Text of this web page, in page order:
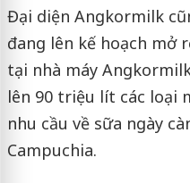
Đại diện Angkormilk
đang lên kế hoạch mở
tại nhà máy
lên 90 triệu lít các loại
nhu cầu về sữa ngày
Campuchia.